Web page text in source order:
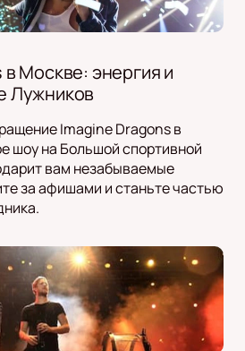
Москве: энергия и
Лужников
Imagine Dragons в
шоу на Большой спортивной
вам незабываемые
за афишами и станьте частью